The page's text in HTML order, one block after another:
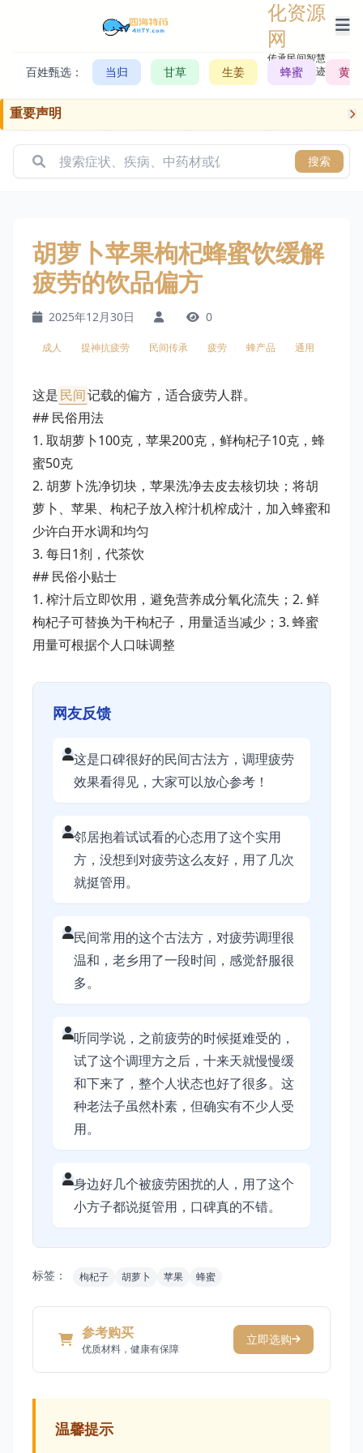
化资源
网
传承民间智慧，
记录历史轨迹
百姓甄选： 当归 甘草 生姜 蜂蜜 黄芪
重要声明
搜索
胡萝卜苹果枸杞蜂蜜饮缓解
疲劳的饮品偏方
2025年12月30日 0
成人 提神抗疲劳 民间传承 疲劳 蜂产品 通用
这是民间记载的偏方，适合疲劳人群。
## 民俗用法
1. 取胡萝卜100克，苹果200克，鲜枸杞子10克，蜂
蜜50克
2. 胡萝卜洗净切块，苹果洗净去皮去核切块；将胡
萝卜、苹果、枸杞子放入榨汁机榨成汁，加入蜂蜜和
少许白开水调和均匀
3. 每日1剂，代茶饮
## 民俗小贴士
1. 榨汁后立即饮用，避免营养成分氧化流失；2. 鲜
枸杞子可替换为干枸杞子，用量适当减少；3. 蜂蜜
用量可根据个人口味调整
网友反馈
这是口碑很好的民间古法方，调理疲劳
效果看得见，大家可以放心参考！
邻居抱着试试看的心态用了这个实用
方，没想到对疲劳这么友好，用了几次
就挺管用。
民间常用的这个古法方，对疲劳调理很
温和，老乡用了一段时间，感觉舒服很
多。
听同学说，之前疲劳的时候挺难受的，
试了这个调理方之后，十来天就慢慢缓
和下来了，整个人状态也好了很多。这
种老法子虽然朴素，但确实有不少人受
用。
身边好几个被疲劳困扰的人，用了这个
小方子都说挺管用，口碑真的不错。
标签： 枸杞子 胡萝卜 苹果 蜂蜜
参考购买
优质材料，健康有保障
立即选购
温馨提示